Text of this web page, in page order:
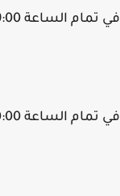
الساعة 09:00 مساء بتوقيت الجزائر
الساعة 10:00 مساء بتوقيت القاهرة.